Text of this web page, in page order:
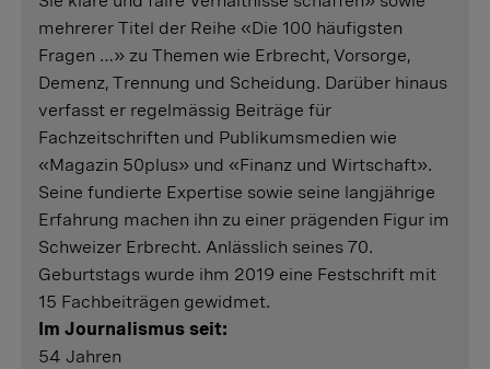
mehrerer Titel der Reihe «Die 100 häufigsten
Fragen …» zu Themen wie Erbrecht, Vorsorge,
Demenz, Trennung und Scheidung. Darüber hinaus
verfasst er regelmässig Beiträge für
Fachzeitschriften und Publikumsmedien wie
«Magazin 50plus» und «Finanz und Wirtschaft».
Seine fundierte Expertise sowie seine langjährige
Erfahrung machen ihn zu einer prägenden Figur im
Schweizer Erbrecht. Anlässlich seines 70.
Geburtstags wurde ihm 2019 eine Festschrift mit
15 Fachbeiträgen gewidmet.
Im Journalismus seit:
54 Jahren